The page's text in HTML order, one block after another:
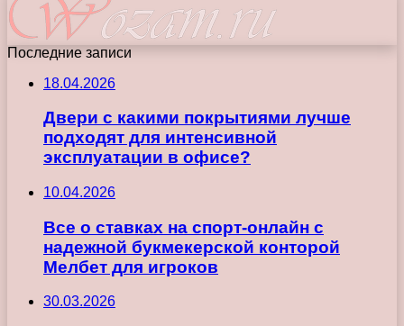
Последние записи
18.04.2026
Двери с какими покрытиями лучше
подходят для интенсивной
эксплуатации в офисе?
10.04.2026
Все о ставках на спорт-онлайн с
надежной букмекерской конторой
Мелбет для игроков
30.03.2026